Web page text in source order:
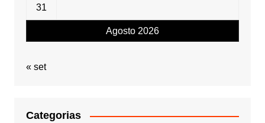
Agosto 2026
31
« set
Categorias